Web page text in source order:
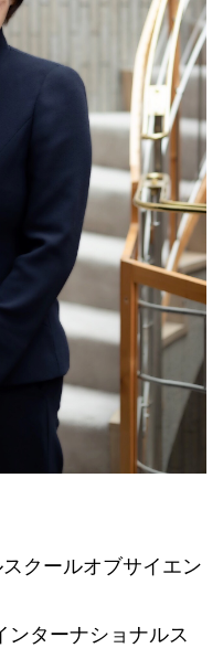
クールオブサイエン
ンターナショナルス